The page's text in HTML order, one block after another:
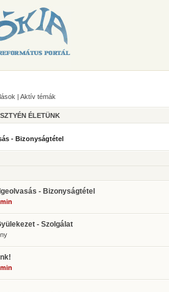
| Aktív témák
ÉLETÜNK
- Bizonyságtétel
- Bizonyságtétel
- Szolgálat